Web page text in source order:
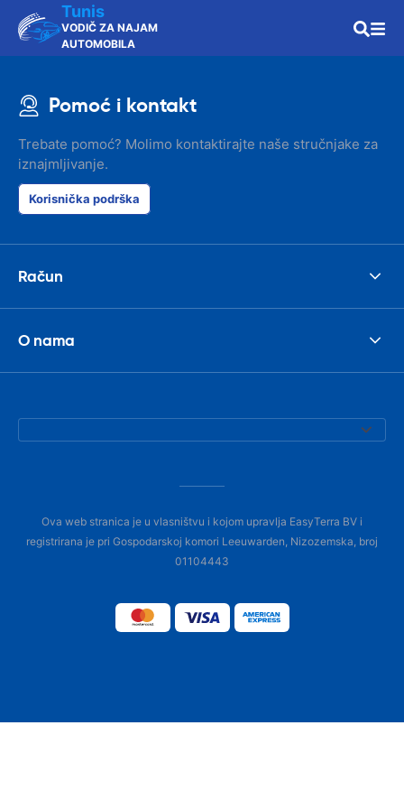
Tunis
VODIČ ZA NAJAM
AUTOMOBILA
Pomoć i kontakt
Trebate pomoć? Molimo kontaktirajte naše stručnjake za
iznajmljivanje.
Korisnička podrška
Račun
O nama
Ova web stranica je u vlasništvu i kojom upravlja EasyTerra BV i
registrirana je pri Gospodarskoj komori Leeuwarden, Nizozemska, broj
01104443